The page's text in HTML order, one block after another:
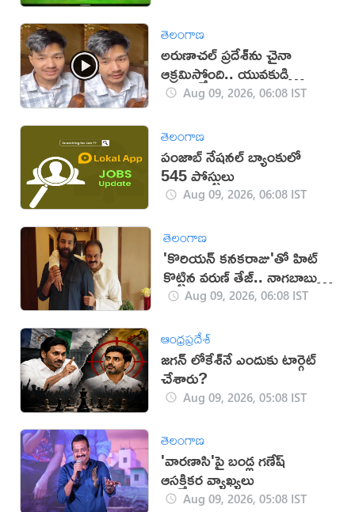
తెలంగాణ
అరుణాచల్‌ ప్రదేశ్‌ను చైనా
ఆక్రమిస్తోంది.. యువకుడి
వీడియో వైరల్
Aug 09, 2026, 06:08 IST
తెలంగాణ
పంజాబ్ నేషనల్ బ్యాంకులో
545 పోస్టులు
Aug 09, 2026, 06:08 IST
తెలంగాణ
'కొరియన్ కనకరాజు'తో హిట్
కొట్టిన వరుణ్ తేజ్.. నాగబాబు
ఎమోషనల్ పోస్ట్
Aug 09, 2026, 06:08 IST
ఆంధ్రప్రదేశ్
జగన్ లోకేశ్‌నే ఎందుకు టార్గెట్
చేశారు?
Aug 09, 2026, 05:08 IST
తెలంగాణ
'వారణాసి'పై బండ్ల గణేష్
ఆసక్తికర వ్యాఖ్యలు
Aug 09, 2026, 05:08 IST